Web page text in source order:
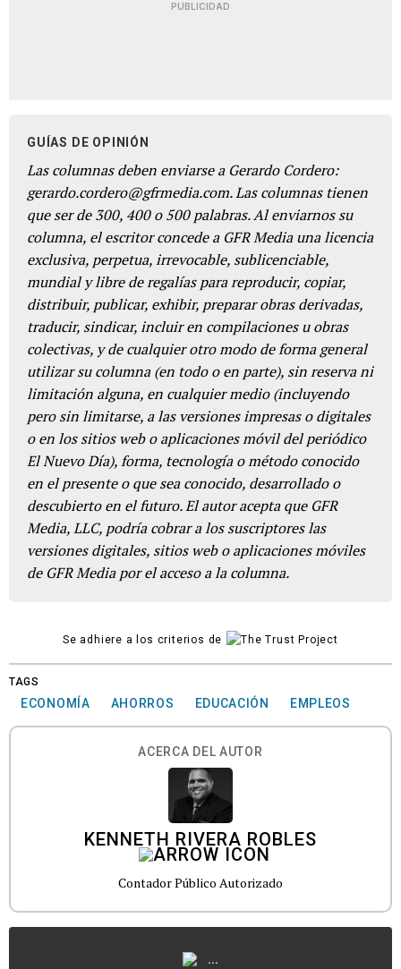
PUBLICIDAD
GUÍAS DE OPINIÓN
Las columnas deben enviarse a Gerardo Cordero:
gerardo.cordero@gfrmedia.com. Las columnas tienen
que ser de 300, 400 o 500 palabras. Al enviarnos su
columna, el escritor concede a GFR Media una licencia
exclusiva, perpetua, irrevocable, sublicenciable,
mundial y libre de regalías para reproducir, copiar,
distribuir, publicar, exhibir, preparar obras derivadas,
traducir, sindicar, incluir en compilaciones u obras
colectivas, y de cualquier otro modo de forma general
utilizar su columna (en todo o en parte), sin reserva ni
limitación alguna, en cualquier medio (incluyendo
pero sin limitarse, a las versiones impresas o digitales
o en los sitios web o aplicaciones móvil del periódico
El Nuevo Día), forma, tecnología o método conocido
en el presente o que sea conocido, desarrollado o
descubierto en el futuro. El autor acepta que GFR
Media, LLC, podría cobrar a los suscriptores las
versiones digitales, sitios web o aplicaciones móviles
de GFR Media por el acceso a la columna.
Se adhiere a los criterios de
TAGS
ECONOMÍA AHORROS EDUCACIÓN EMPLEOS
ACERCA DEL AUTOR
KENNETH RIVERA ROBLES
Contador Público Autorizado
...